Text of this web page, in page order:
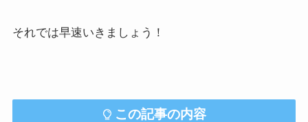
それでは早速いきましょう！
この記事の内容